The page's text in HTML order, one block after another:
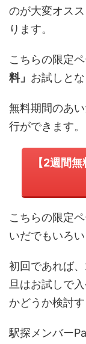
のが大変オス
ります。
こちらの限定
料」 お試しとな
無料期間のあ
行ができます。
【2週間
こちらの限定
いだでもいろ
初回であれば
旦はお試しで
かどうか検討
駅探メンバー